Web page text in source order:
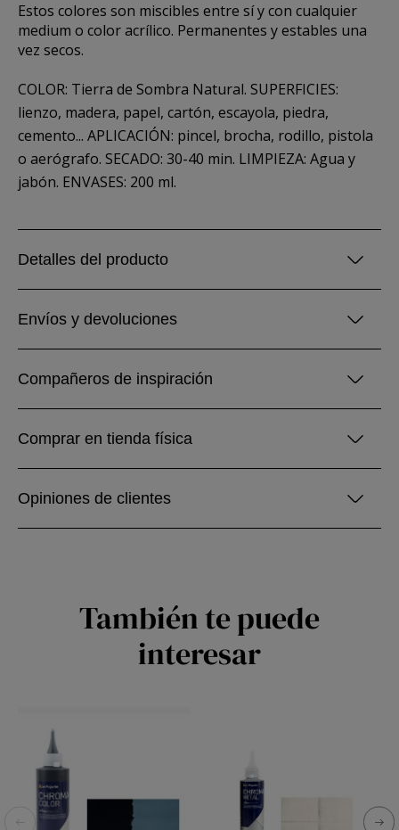
Estos colores son miscibles entre sí y con cualquier
medium o color acrílico. Permanentes y estables una
vez secos.
COLOR: Tierra de Sombra Natural. SUPERFICIES:
lienzo, madera, papel, cartón, escayola, piedra,
cemento... APLICACIÓN: pincel, brocha, rodillo, pistola
o aerógrafo. SECADO: 30-40 min. LIMPIEZA: Agua y
jabón. ENVASES: 200 ml.
Detalles del producto
Envíos y devoluciones
Compañeros de inspiración
Comprar en tienda física
Opiniones de clientes
También te puede
interesar